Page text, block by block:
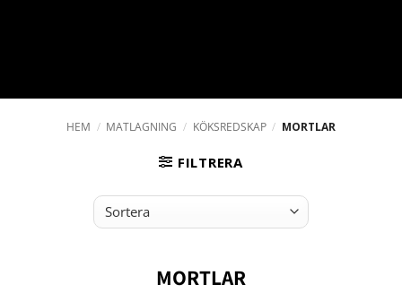
HEM / MATLAGNING / KÖKSREDSKAP / MORTLAR
FILTRERA
MORTLAR